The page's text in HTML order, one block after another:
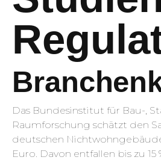
Das Bundesinstitut für Bau-,
Raumforschung schätzt den
deutschen
Euro. Davon entfallen bis zu 15